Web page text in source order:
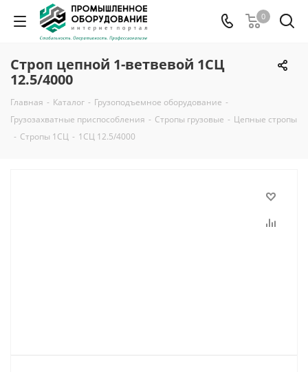
0
Строп цепной 1-ветвевой 1СЦ
12.5/4000
Главная - Каталог - Грузоподъемное оборудование -
Грузозахватные приспособления - Стропы грузовые - Цепные стропы
- Стропы 1СЦ - 1СЦ 12.5/4000